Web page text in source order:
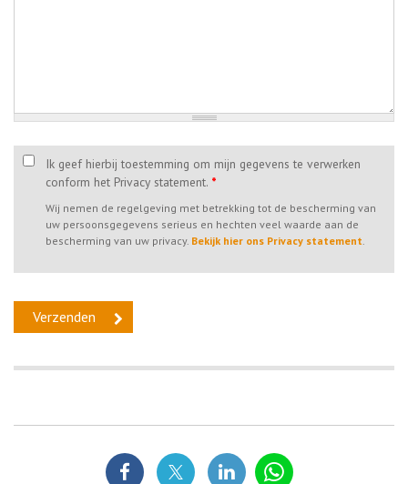
Ik geef hierbij toestemming om mijn gegevens te verwerken
conform het Privacy statement. *
Wij nemen de regelgeving met betrekking tot de bescherming van
uw persoonsgegevens serieus en hechten veel waarde aan de
bescherming van uw privacy. Bekijk hier ons Privacy statement